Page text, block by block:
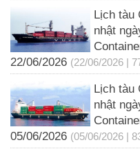
Lịch tàu
nhật
22/06/2026 (22/06/2026 |
Lịch tàu
nhật
05/06/2026 (05/06/2026 |